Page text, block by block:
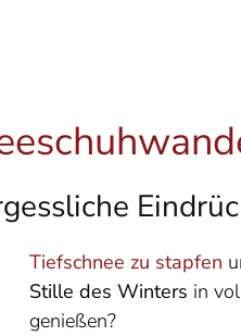
Tiefschnee zu stapfen
Stille des Winters in
genießen?